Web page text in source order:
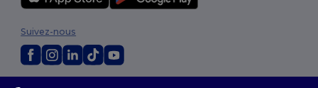
Suivez-nous